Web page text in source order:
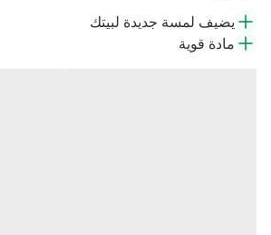
يضيف لمسة جديدة لبيتك
مادة قوية